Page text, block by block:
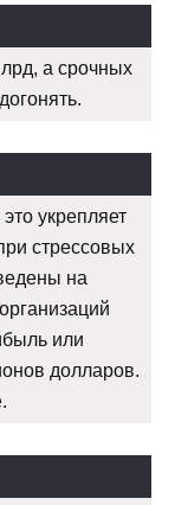
а срочных
укрепляет
стрессовых
на
или
долларов.